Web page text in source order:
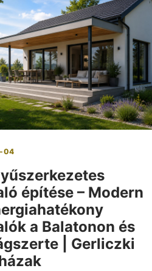
04
építése – Modern
a Balatonon és
| Gerliczki